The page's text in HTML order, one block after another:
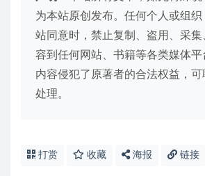
为本站原创发布。任何个人或组
站同意时，禁止复制、盗用、采集
容到任何网站、书籍等各类媒体
内容侵犯了原著者的合法权益，
处理。
打赏 收藏 海报 链接